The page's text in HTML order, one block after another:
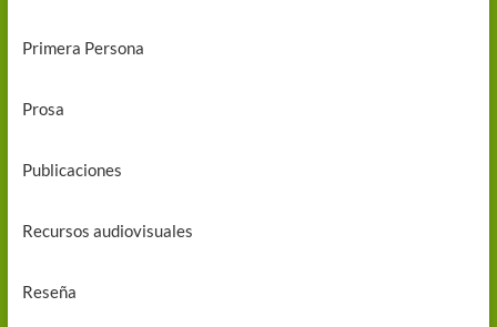
Primera Persona
Prosa
Publicaciones
Recursos audiovisuales
Reseña